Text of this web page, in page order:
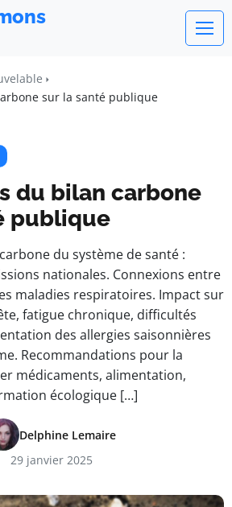
sur la santé publique
du bilan carbone
publique
du système de santé :
nationales. Connexions entre
maladies respiratoires. Impact sur
fatigue chronique, difficultés
des allergies saisonnières
Recommandations pour la
médicaments, alimentation,
écologique […]
Delphine Lemaire
29 janvier 2025